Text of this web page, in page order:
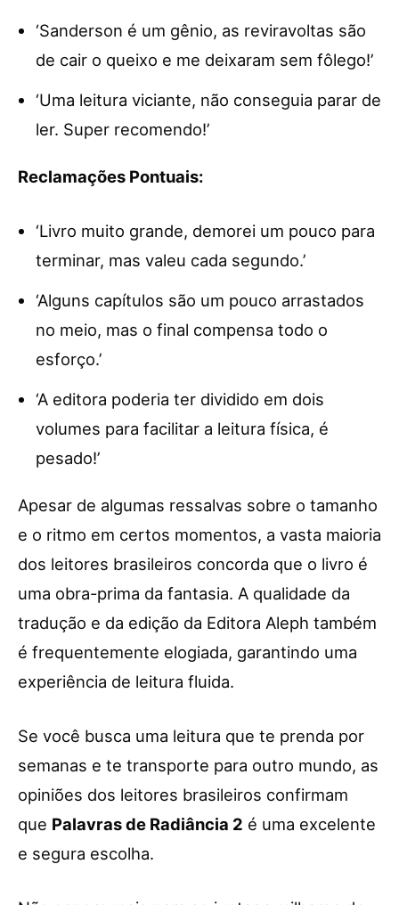
‘Sanderson é um gênio, as reviravoltas são
de cair o queixo e me deixaram sem fôlego!’
‘Uma leitura viciante, não conseguia parar de
ler. Super recomendo!’
Reclamações Pontuais:
‘Livro muito grande, demorei um pouco para
terminar, mas valeu cada segundo.’
‘Alguns capítulos são um pouco arrastados
no meio, mas o final compensa todo o
esforço.’
‘A editora poderia ter dividido em dois
volumes para facilitar a leitura física, é
pesado!’
Apesar de algumas ressalvas sobre o tamanho
e o ritmo em certos momentos, a vasta maioria
dos leitores brasileiros concorda que o livro é
uma obra-prima da fantasia. A qualidade da
tradução e da edição da Editora Aleph também
é frequentemente elogiada, garantindo uma
experiência de leitura fluida.
Se você busca uma leitura que te prenda por
semanas e te transporte para outro mundo, as
opiniões dos leitores brasileiros confirmam
que Palavras de Radiância 2 é uma excelente
e segura escolha.